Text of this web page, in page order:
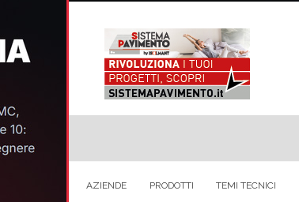
AZIENDE PRODOTTI TEMI TECNICI